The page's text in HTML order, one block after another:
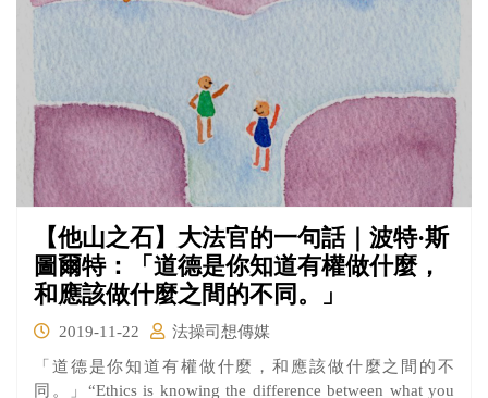
【他山之石】大法官的一句話｜波特·斯
圖爾特：「道德是你知道有權做什麼，
和應該做什麼之間的不同。」
2019-11-22
法操司想傳媒
「道德是你知道有權做什麼，和應該做什麼之間的不
同。」“Ethics is knowing the difference between what you